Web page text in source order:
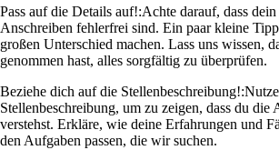
Pass auf die Details auf!:Achte darauf, dass
Anschreiben fehlerfrei sind. Ein paar kleine
großen Unterschied machen. Lass uns wissen,
genommen hast, alles sorgfältig zu überprüfen.
Beziehe dich auf die Stellenbeschreibung!:
Stellenbeschreibung, um zu zeigen, dass du die
verstehst. Erkläre, wie deine Erfahrungen und
den Aufgaben passen, die wir suchen.